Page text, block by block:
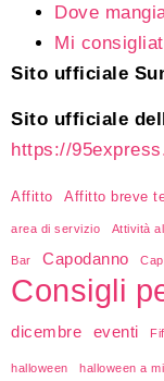
Dove
Mi
Sito ufficiale
Sito ufficiale
https://
Affitto Affitto breve
area di servizio Attività
Bar Capodanno
Consigli
dicembre eventi
halloween halloween a